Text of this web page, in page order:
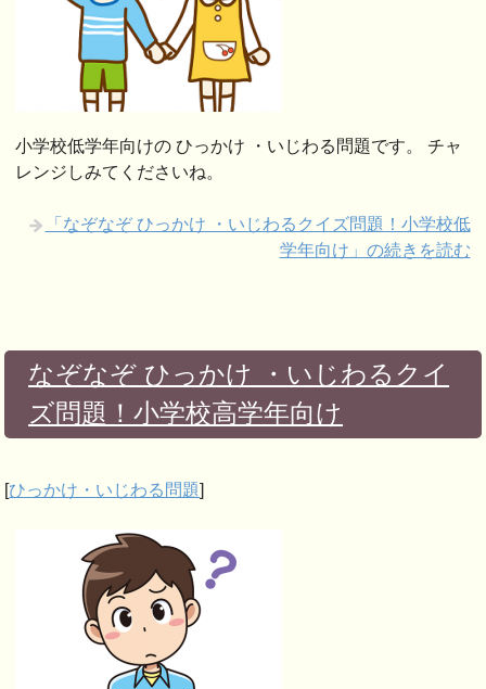
小学校低学年向けの ひっかけ ・いじわる問題です。 チャ
レンジしみてくださいね。
「なぞなぞ ひっかけ ・いじわるクイズ問題！小学校低
学年向け」の続きを読む
なぞなぞ ひっかけ ・いじわるクイ
ズ問題！小学校高学年向け
[ひっかけ・いじわる問題]